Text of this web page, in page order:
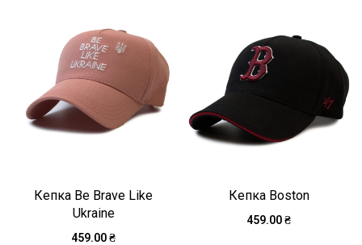
Кепка Be Brave Like
Ukraine
459.00₴
Кепка Boston
459.00₴